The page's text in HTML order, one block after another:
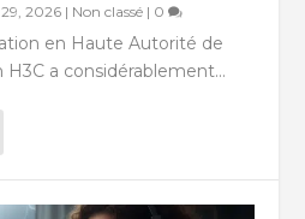
2026 | Non classé | 0
en Haute Autorité de
H3C a considérablement...